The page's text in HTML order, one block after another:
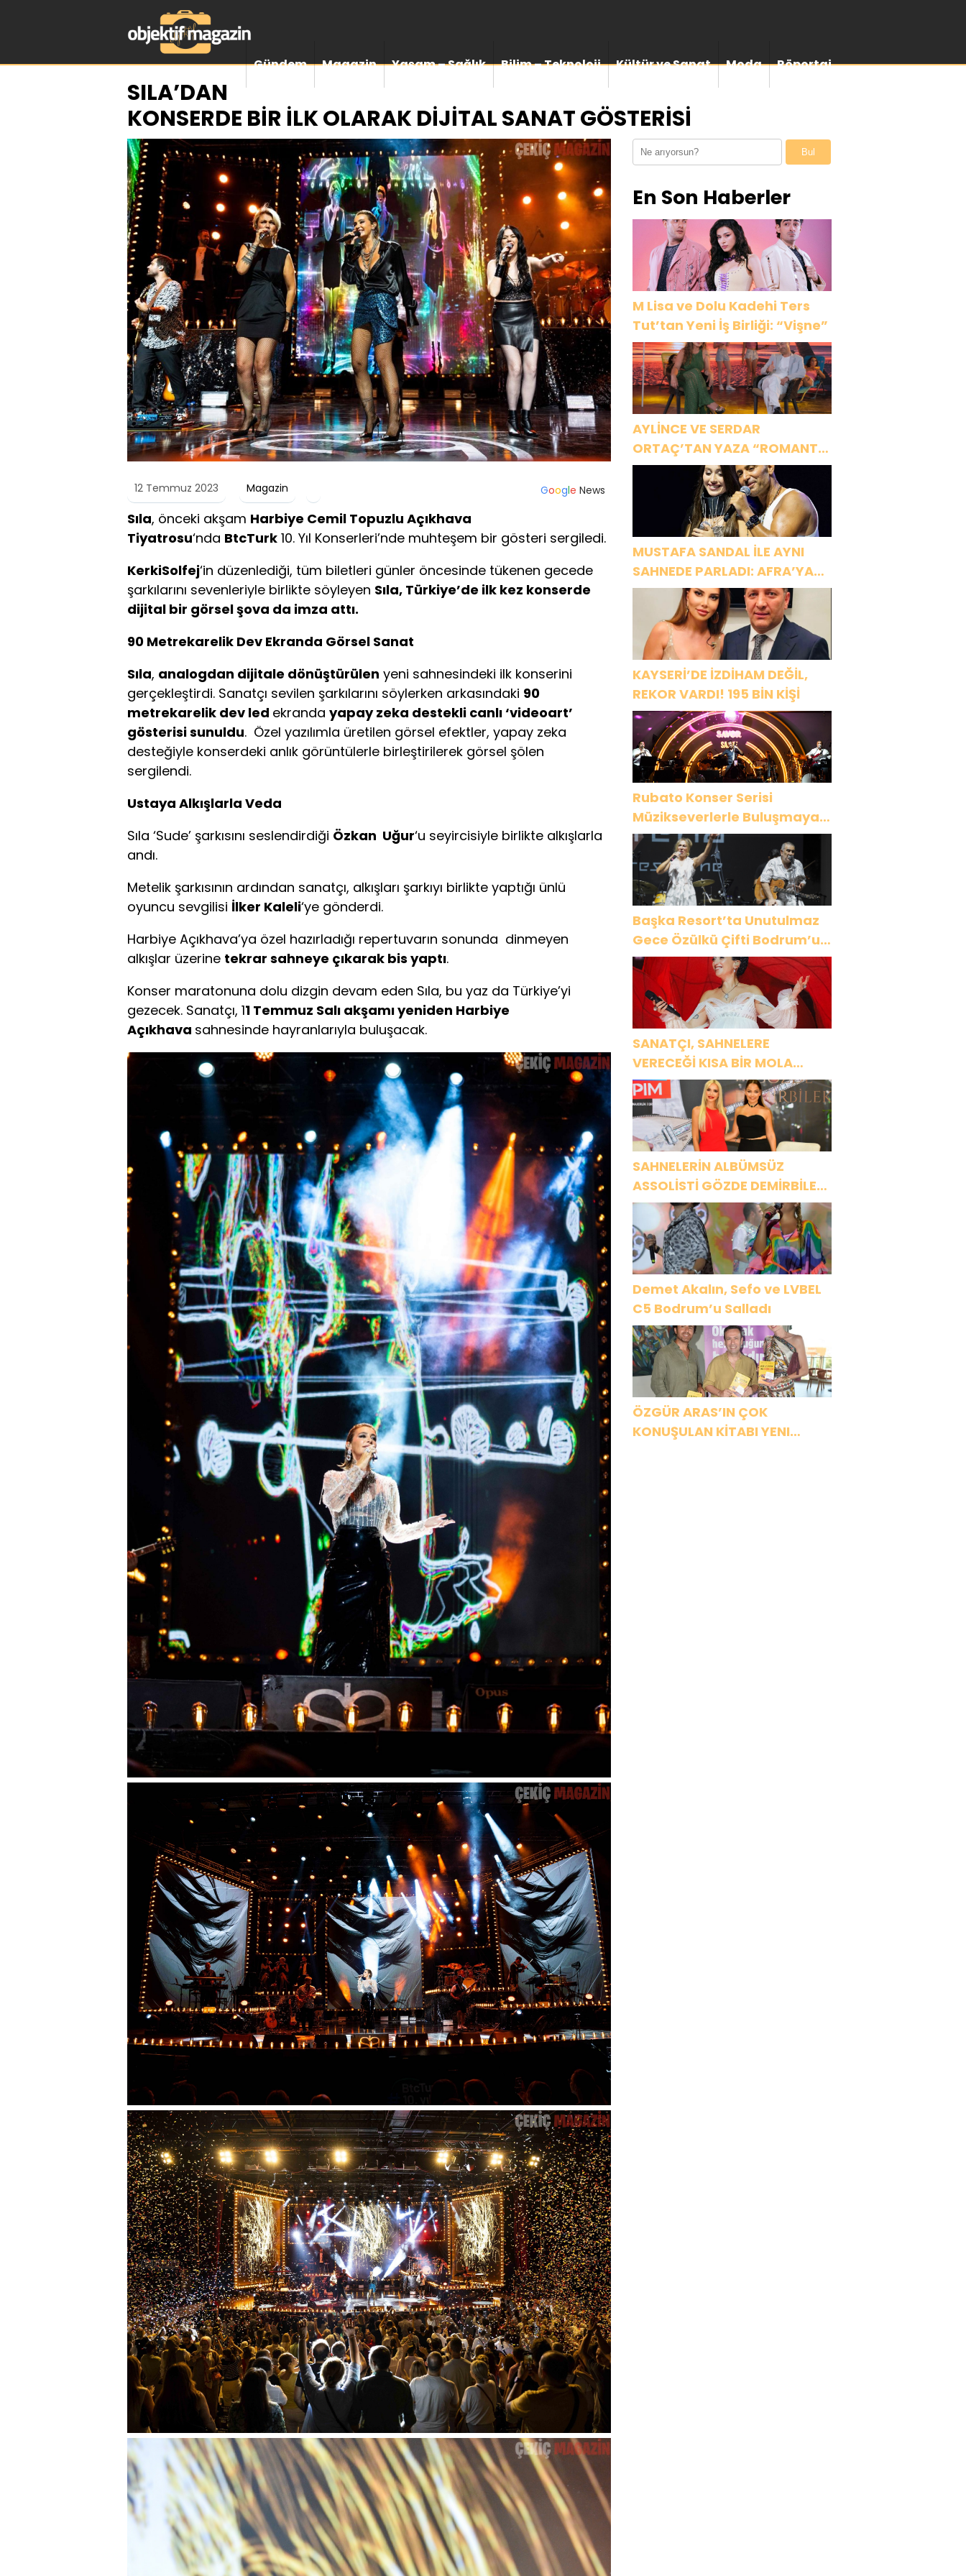
Gündem Magazin Yaşam – Sağlık Bilim – Teknoloji Kültür ve Sanat Moda Röportaj
SILA’DAN
KONSERDE BİR İLK OLARAK DİJİTAL SANAT GÖSTERİSİ
12 Temmuz 2023 Magazin Google News
Sıla, önceki akşam Harbiye Cemil Topuzlu Açıkhava
Tiyatrosu‘nda BtcTurk 10. Yıl Konserleri’nde muhteşem bir gösteri sergiledi.
KerkiSolfej‘in düzenlediği, tüm biletleri günler öncesinde tükenen gecede
şarkılarını sevenleriyle birlikte söyleyen Sıla, Türkiye’de ilk kez konserde
dijital bir görsel şova da imza attı.
90 Metrekarelik Dev Ekranda Görsel Sanat
Sıla, analogdan dijitale dönüştürülen yeni sahnesindeki ilk konserini
gerçekleştirdi. Sanatçı sevilen şarkılarını söylerken arkasındaki 90
metrekarelik dev led ekranda yapay zeka destekli canlı ‘videoart’
gösterisi sunuldu. Özel yazılımla üretilen görsel efektler, yapay zeka
desteğiyle konserdeki anlık görüntülerle birleştirilerek görsel şölen
sergilendi.
Ustaya Alkışlarla Veda
Sıla ‘Sude’ şarkısını seslendirdiği Özkan Uğur‘u seyircisiyle birlikte alkışlarla
andı.
Metelik şarkısının ardından sanatçı, alkışları şarkıyı birlikte yaptığı ünlü
oyuncu sevgilisi İlker Kaleli‘ye gönderdi.
Harbiye Açıkhava’ya özel hazırladığı repertuvarın sonunda dinmeyen
alkışlar üzerine tekrar sahneye çıkarak bis yaptı.
Konser maratonuna dolu dizgin devam eden Sıla, bu yaz da Türkiye’yi
gezecek. Sanatçı, 11 Temmuz Salı akşamı yeniden Harbiye
Açıkhava sahnesinde hayranlarıyla buluşacak.
Bul
En Son Haberler
M Lisa ve Dolu Kadehi Ters
Tut’tan Yeni İş Birliği: “Vişne”
AYLİNCE VE SERDAR
ORTAÇ’TAN YAZA “ROMANTİK
AŞK” BOMBASI!
MUSTAFA SANDAL İLE AYNI
SAHNEDE PARLADI: AFRA’YA
HARBİYE’DE BÜYÜK ALKIŞ
KAYSERİ’DE İZDİHAM DEĞİL,
REKOR VARDI! 195 BİN KİŞİ
Rubato Konser Serisi
Müzikseverlerle Buluşmaya
Devam Ediyor
Başka Resort’ta Unutulmaz
Gece Özülkü Çifti Bodrum’u
Büyüledi
SANATÇI, SAHNELERE
VERECEĞİ KISA BİR MOLA
ÖNCESİ 13 AĞUSTOS’TA SON
KEZ HARBİYE’DE OLACAK!
SAHNELERİN ALBÜMSÜZ
ASSOLİSTİ GÖZDE DEMİRBİLEK,
NR1 MAGAZİN’DE: “SON
ASSOLİST OLARAK VAR
OLACAĞIM!”
Demet Akalın, Sefo ve LVBEL
C5 Bodrum’u Salladı
ÖZGÜR ARAS’IN ÇOK
KONUŞULAN KİTABI YENI